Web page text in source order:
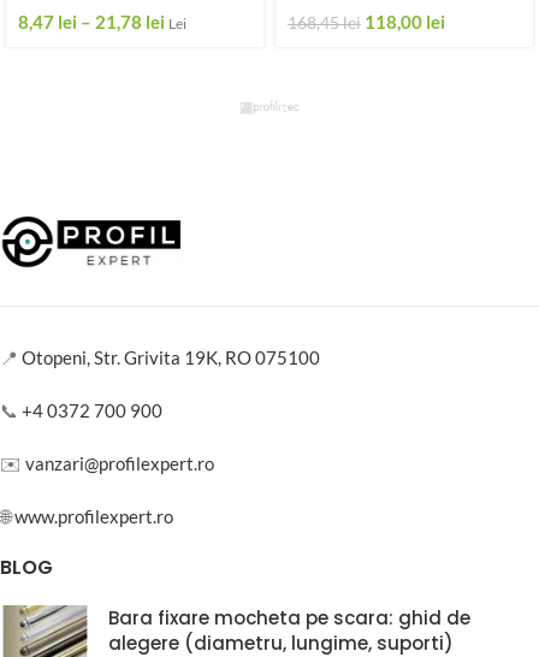
8,47 lei – 21,78 lei Lei 168,45lei 118,00 lei
📍 Otopeni, Str. Grivita 19K, RO 075100
📞 +4 0372 700 900
✉️ vanzari@profilexpert.ro
🌐www.profilexpert.ro
BLOG
Bara fixare mocheta pe scara: ghid de
alegere (diametru, lungime, suporti)